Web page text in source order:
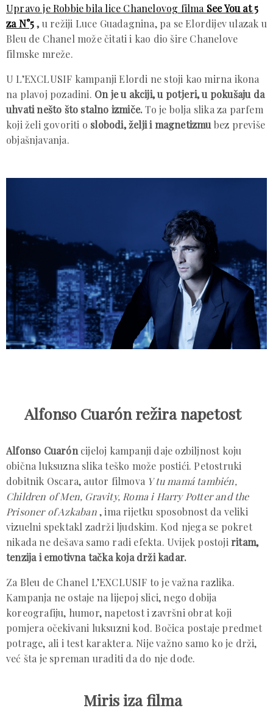
Upravo je Robbie bila lice Chanelovog filma See You at 5
za N°5 , u režiji Luce Guadagnina, pa se Elordijev ulazak u
Bleu de Chanel može čitati i kao dio šire Chanelove
filmske mreže.
U L’EXCLUSIF kampanji Elordi ne stoji kao mirna ikona
na plavoj pozadini. On je u akciji, u potjeri, u pokušaju da
uhvati nešto što stalno izmiče.To je bolja slika za parfem
koji želi govoriti o slobodi, želji i magnetizmu bez previše
objašnjavanja.
Alfonso Cuarón režira napetost
Alfonso Cuaróncijeloj kampanji daje ozbiljnost koju
obična luksuzna slika teško može postići. Petostruki
dobitnik Oscara, autor filmova Y tu mamá también,
Children of Men, Gravity, Roma i Harry Potter and the
Prisoner of Azkaban , ima rijetku sposobnost da veliki
vizuelni spektakl zadrži ljudskim. Kod njega se pokret
nikada ne dešava samo radi efekta. Uvijek postojiritam,
tenzija i emotivna tačka koja drži kadar.
Za Bleu de Chanel L’EXCLUSIF to je važna razlika.
Kampanja ne ostaje na lijepoj slici, nego dobija
koreografiju, humor, napetost i završni obrat koji
pomjera očekivani luksuzni kod. Bočica postaje predmet
potrage, ali i test karaktera. Nije važno samo ko je drži,
već šta je spreman uraditi da do nje dođe.
Miris iza filma